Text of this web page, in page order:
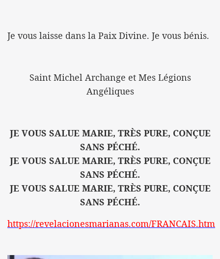
Je vous laisse dans la Paix Divine. Je vous bénis.
Saint Michel Archange et Mes Légions
Angéliques
JE VOUS SALUE MARIE, TRÈS PURE, CONÇUE
SANS PÉCHÉ.
JE VOUS SALUE MARIE, TRÈS PURE, CONÇUE
SANS PÉCHÉ.
JE VOUS SALUE MARIE, TRÈS PURE, CONÇUE
SANS PÉCHÉ.
https://revelacionesmarianas.com/FRANCAIS.htm